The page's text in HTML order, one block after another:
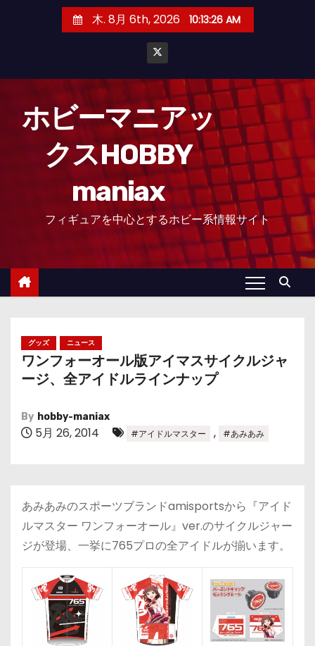
木. 8月 6th, 2026 10:13:27 AM
ホビーマニアッ
クスHOBBY
maniax
フィギュアを中心とするホビー系情報サイト
グッズ ニュース
ワンフォーオール版アイマスサイクルジャ
ージ、全アイドルラインナップ
By hobby-maniax
5月 26, 2014 #アイドルマスター , #あみあみ
あみあみのスポーツブランドamisportsから『アイド
ルマスター ワンフォーオール』ver.のサイクルジャー
ジが登場、一挙に765プロの全アイドルが揃います。